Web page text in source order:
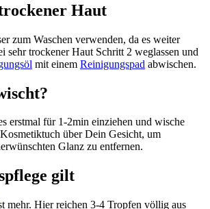
Haut
zum Waschen verwenden, da es weiter
sehr trockener Haut Schritt 2 weglassen und
mit einem Reinigungspad abwischen.
erstmal für 1-2min einziehen und wische
über Dein Gesicht, um
Glanz zu entfernen.
gilt
mehr. Hier reichen 3-4 Tropfen völlig aus